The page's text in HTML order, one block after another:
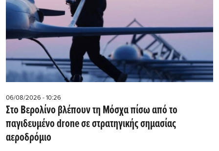
06/08/2026 - 10:26
Στο Βερολίνο βλέπουν τη Μόσχα πίσω από το
παγιδευμένο drone σε στρατηγικής σημασίας
αεροδρόμιο